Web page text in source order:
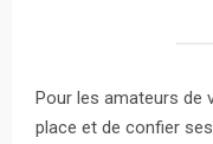
Pour les amateurs de
place et de confier